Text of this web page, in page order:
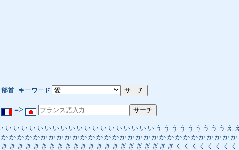
部首 キーワード
=>
い い い い い い い い い い い い い い い い い い い う う う う う う う う う え え
か か か か か か か か か か か か か か か か か か か か か か か か か か か か か か
き き き き き き き き き き き き き き き ぎ ぎ ぎ ぎ ぎ ぎ ぎ く く く く く く く く